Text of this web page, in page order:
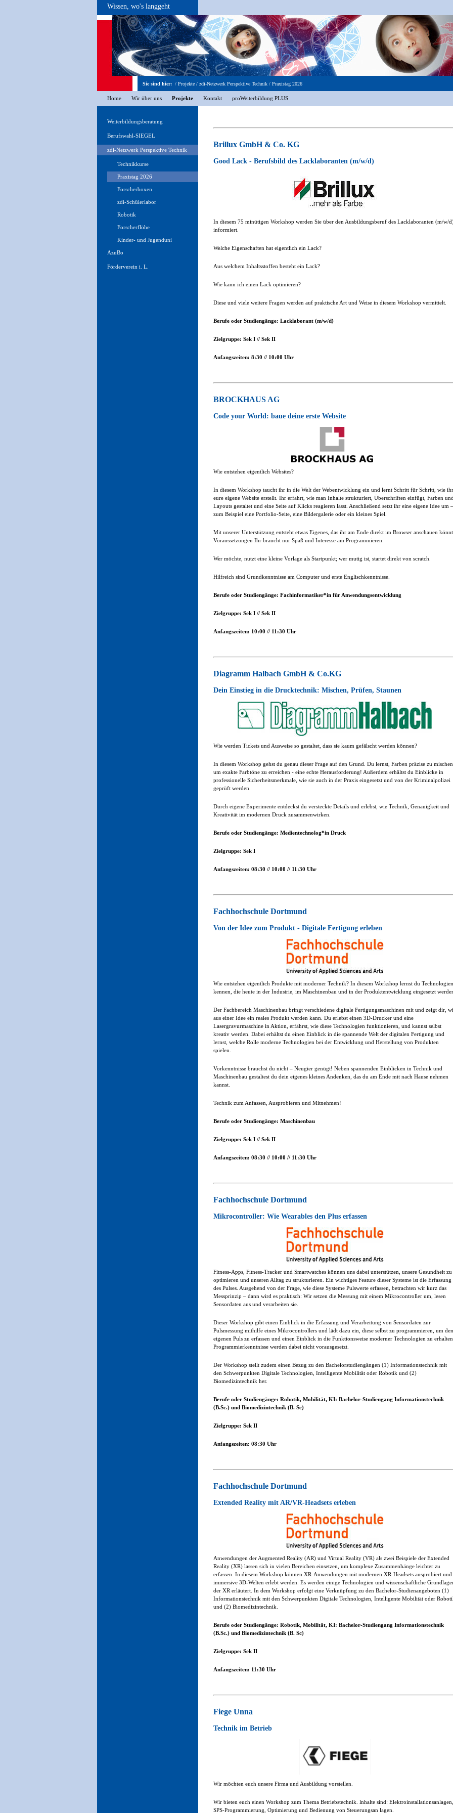
Wissen, wo's langgeht
Sie sind hier: / Projekte / zdi-Netzwerk Perspektive Technik / Praxistag 2026
Home Wir über uns Projekte Kontakt proWeiterbildung PLUS
Weiterbildungsberatung
Berufswahl-SIEGEL
zdi-Netzwerk Perspektive Technik
Technikkurse
Praxistag 2026
Forscherboxen
zdi-Schülerlabor
Robotik
Forscherflöhe
Kinder- und Jugenduni
AzuBo
Förderverein i. L.
Brillux GmbH & Co. KG
Good Lack - Berufsbild des Lacklaboranten (m/w/d)
In diesem 75 minütigen Workshop werden Sie über den Ausbildungsberuf des Lacklaboranten (m/w/
informiert.
Welche Eigenschaften hat eigentlich ein Lack?
Aus welchem Inhaltsstoffen besteht ein Lack?
Wie kann ich einen Lack optimieren?
Diese und viele weitere Fragen werden auf praktische Art und Weise in diesem Workshop vermittelt.
Berufe oder Studiengänge: Lacklaborant (m/w/d)
Zielgruppe: Sek I // Sek II
Anfangszeiten: 8:30 // 10:00 Uhr
BROCKHAUS AG
Code your World: baue deine erste Website
Wie entstehen eigentlich Websites?
In diesem Workshop taucht ihr in die Welt der Webentwicklung ein und lernt Schritt für Schritt, wie ihr
eure eigene Website erstellt. Ihr erfahrt, wie man Inhalte strukturiert, Überschriften einfügt, Farben
Layouts gestaltet und eine Seite auf Klicks reagieren lässt. Anschließend setzt ihr eine eigene Idee um –
zum Beispiel eine Portfolio-Seite, eine Bildergalerie oder ein kleines Spiel.
Mit unserer Unterstützung entsteht etwas Eigenes, das ihr am Ende direkt im Browser anschauen
Voraussetzungen Ihr braucht nur Spaß und Interesse am Programmieren.
Wer möchte, nutzt eine kleine Vorlage als Startpunkt; wer mutig ist, startet direkt von scratch.
Hilfreich sind Grundkenntnisse am Computer und erste Englischkenntnisse.
Berufe oder Studiengänge: Fachinformatiker*in für Anwendungsentwicklung
Zielgruppe: Sek I // Sek II
Anfangszeiten: 10:00 // 11:30 Uhr
Diagramm Halbach GmbH & Co.KG
Dein Einstieg in die Drucktechnik: Mischen, Prüfen, Staunen
Wie werden Tickets und Ausweise so gestaltet, dass sie kaum gefälscht werden können?
In diesem Workshop gehst du genau dieser Frage auf den Grund. Du lernst, Farben präzise zu
um exakte Farbtöne zu erreichen - eine echte Herausforderung! Außerdem erhältst du Einblicke in
professionelle Sicherheitsmerkmale, wie sie auch in der Praxis eingesetzt und von der Kriminalpolizei
geprüft werden.
Durch eigene Experimente entdeckst du versteckte Details und erlebst, wie Technik, Genauigkeit und
Kreativität im modernen Druck zusammenwirken.
Berufe oder Studiengänge: Medientechnolog*in Druck
Zielgruppe: Sek I
Anfangszeiten: 08:30 // 10:00 // 11:30 Uhr
Fachhochschule Dortmund
Von der Idee zum Produkt - Digitale Fertigung erleben
Wie entstehen eigentlich Produkte mit moderner Technik? In diesem Workshop lernst du Technologien
kennen, die heute in der Industrie, im Maschinenbau und in der Produktentwicklung eingesetzt
Der Fachbereich Maschinenbau bringt verschiedene digitale Fertigungsmaschinen mit und zeigt dir,
aus einer Idee ein reales Produkt werden kann. Du erlebst einen 3D-Drucker und eine
Lasergravurmaschine in Aktion, erfährst, wie diese Technologien funktionieren, und kannst selbst
kreativ werden. Dabei erhältst du einen Einblick in die spannende Welt der digitalen Fertigung und
lernst, welche Rolle moderne Technologien bei der Entwicklung und Herstellung von Produkten
spielen.
Vorkenntnisse brauchst du nicht – Neugier genügt! Neben spannenden Einblicken in Technik und
Maschinenbau gestaltest du dein eigenes kleines Andenken, das du am Ende mit nach Hause nehmen
kannst.
Technik zum Anfassen, Ausprobieren und Mitnehmen!
Berufe oder Studiengänge: Maschinenbau
Zielgruppe: Sek I // Sek II
Anfangszeiten: 08:30 // 10:00 // 11:30 Uhr
Fachhochschule Dortmund
Mikrocontroller: Wie Wearables den Plus erfassen
Fitness-Apps, Fitness-Tracker und Smartwatches können uns dabei unterstützen, unsere Gesundheit zu
optimieren und unseren Alltag zu strukturieren. Ein wichtiges Feature dieser Systeme ist die Erfassung
des Pulses. Ausgehend von der Frage, wie diese Systeme Pulswerte erfassen, betrachten wir kurz das
Messprinzip – dann wird es praktisch: Wir setzen die Messung mit einem Mikrocontroller um, lesen
Sensordaten aus und verarbeiten sie.
Dieser Workshop gibt einen Einblick in die Erfassung und Verarbeitung von Sensordaten zur
Pulsmessung mithilfe eines Mikrocontrollers und lädt dazu ein, diese selbst zu programmieren, um den
eigenen Puls zu erfassen und einen Einblick in die Funktionsweise moderner Technologien zu
Programmierkenntnisse werden dabei nicht vorausgesetzt.
Der Workshop stellt zudem einen Bezug zu den Bachelorstudiengängen (1) Informationstechnik mit
den Schwerpunkten Digitale Technologien, Intelligente Mobilität oder Robotik und (2)
Biomedizintechnik her.
Berufe oder Studiengänge: Robotik, Mobilität, KI: Bachelor-Studiengang Informationstechnik
(B.Sc.) und Biomedizintechnik (B. Sc)
Zielgruppe: Sek II
Anfangszeiten: 08:30 Uhr
Fachhochschule Dortmund
Extended Reality mit AR/VR-Headsets erleben
Anwendungen der Augmented Reality (AR) und Virtual Reality (VR) als zwei Beispiele der Extended
Reality (XR) lassen sich in vielen Bereichen einsetzen, um komplexe Zusammenhänge leichter zu
erfassen. In diesem Workshop können XR-Anwendungen mit modernen XR-Headsets ausprobiert und
immersive 3D-Welten erlebt werden. Es werden einige Technologien und wissenschaftliche
der XR erläutert. In dem Workshop erfolgt eine Verknüpfung zu den Bachelor-Studienangeboten (1)
Informationstechnik mit den Schwerpunkten Digitale Technologien, Intelligente Mobilität oder
und (2) Biomedizintechnik.
Berufe oder Studiengänge: Robotik, Mobilität, KI: Bachelor-Studiengang Informationstechnik
(B.Sc.) und Biomedizintechnik (B. Sc)
Zielgruppe: Sek II
Anfangszeiten: 11:30 Uhr
Fiege Unna
Technik im Betrieb
Wir möchten euch unsere Firma und Ausbildung vorstellen.
Wir bieten euch einen Workshop zum Thema Betriebstechnik. lnhalte sind: Elektroinstallationsanlagen,
SPS-Programmierung, Optimierung und Bedienung von Steuerungsan lagen.